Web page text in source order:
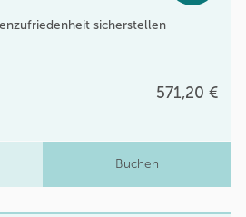
sicherstellen
571,20 €
Buchen